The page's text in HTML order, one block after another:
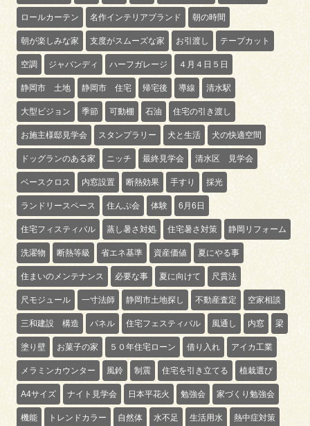
ロールカーテン 名作インテリアブランド 朝の時間
朝が楽しみな家 支度がスムーズな家 お引渡し テープカット
空調 ジャパンディ ハーフガレージ ４月４日５日
静岡市 土地 静岡市 住宅 帰宅後 導線 清水駅
大型ビジョン 季節 可動棚 石油 住宅の引き渡し
お施主様邸見学会 スタンプラリー 犬と生活 犬の快適空間
ドッグランのある家 ニッチ 最終見学会 清水区 見学会
ベースクロス 内窓設置 断熱効果 手すり 採光
ランドリースペース 住んぷ会 体験 6月6日
住宅フィスティバル 蒸し暑さ対処 住宅暑さ対策 静岡リフォーム
洗濯物 断熱等級 省エネ基準 資産価値 夏にやる事
住まいのメンテナンス 必要な事 夏に向けて 尺貫法
尺モジュール 一寸法師 静岡市土地探し 不動産査定 空家相談
三和建設 構造 パネル 住宅フェスティバル 風通し 内窓 梁
塗り壁 お菓子の家 ５０年住宅ローン 借り入れ アイカ工業
メラミンカウンター 風鈴 制震 住宅を引き立てる 植栽選び
A4サイズ ナイト見学会 日本平花火 勉強会 家づくり勉強会
機能 トレンドカラー 自然体 水不足 生活用水 熱中症対策